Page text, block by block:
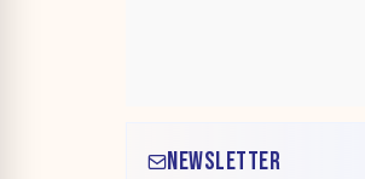
NEWSLETTER